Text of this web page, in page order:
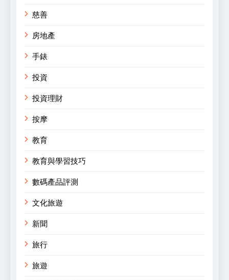
慈善
房地產
手錶
投資
投資理財
按摩
教育
教育與學習技巧
數碼產品評測
文化旅遊
新聞
旅行
旅遊